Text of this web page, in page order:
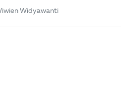
Widyawanti